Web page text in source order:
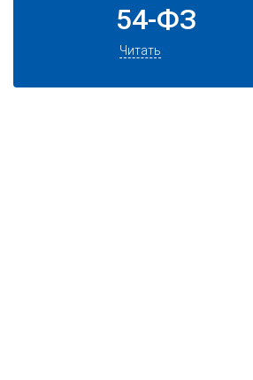
54-ФЗ
Читать